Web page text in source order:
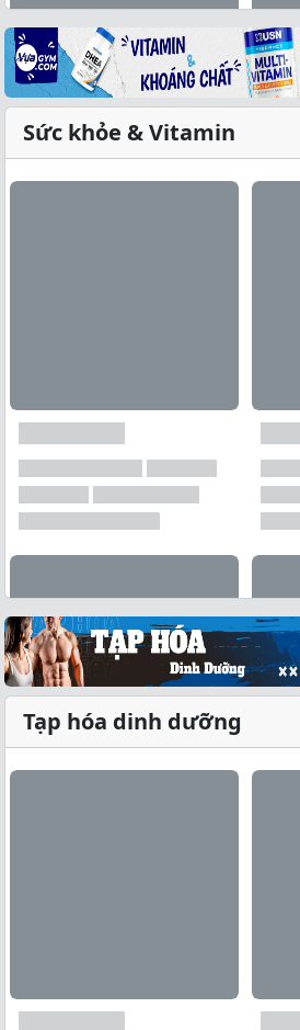
Xem tất cả →
Xem tất cả →
Sức khỏe & Vitamin
Tạp hóa dinh dưỡng